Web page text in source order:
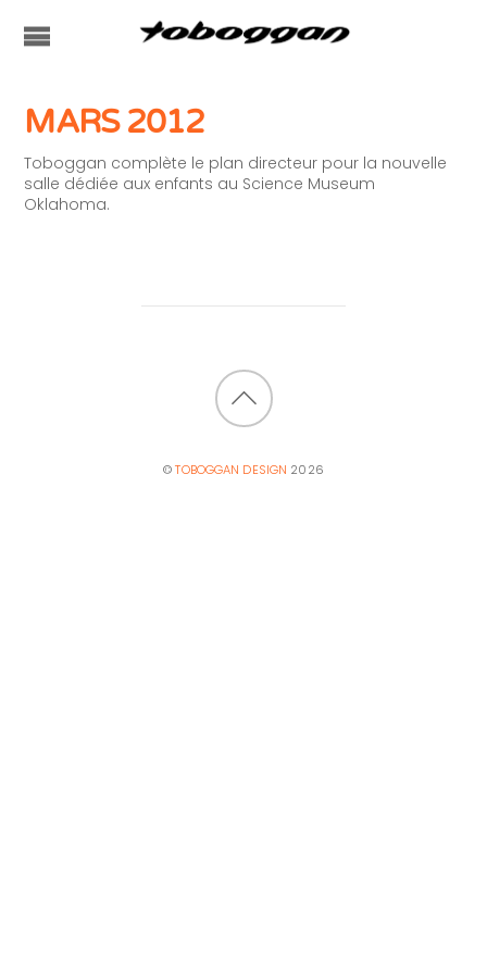
MARS 2012
Toboggan complète le plan directeur pour la nouvelle
salle dédiée aux enfants au Science Museum
Oklahoma.
BACK
©TOBOGGAN DESIGN 2026